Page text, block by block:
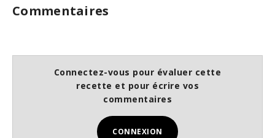
Commentaires
Connectez-vous pour évaluer cette
recette et pour écrire vos
commentaires
CONNEXION